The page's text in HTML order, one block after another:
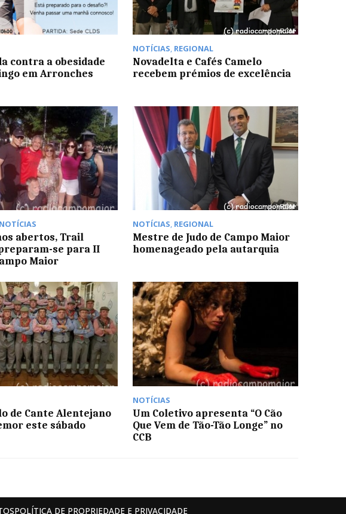
contra a obesidade
em Arronches
NOTÍCIAS, REGIONAL
Novadelta e Cafés Camelo
recebem prémios de excelência
NOTÍCIAS
abertos, Trail
se para II
Maior
NOTÍCIAS, REGIONAL
Mestre de Judo de Campo Maior
homenageado pela autarquia
de Cante Alentejano
este sábado
NOTÍCIAS
Um Coletivo apresenta “O Cão
Que Vem de Tão-Tão Longe” no
CCB
POLÍTICA DE PROPRIEDADE E PRIVACIDADE